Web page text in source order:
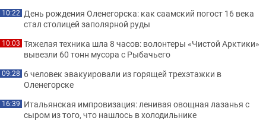
10:22 День рождения Оленегорска: как саамский погост 16 века
стал столицей заполярной руды
10:03 Тяжелая техника шла 8 часов: волонтеры «Чистой Арктики»
вывезли 60 тонн мусора с Рыбачьего
09:28 6 человек эвакуировали из горящей трехэтажки в
Оленегорске
16:39 Итальянская импровизация: ленивая овощная лазанья с
сыром из того, что нашлось в холодильнике